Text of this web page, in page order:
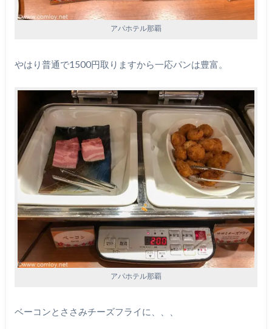
アパホテル那覇
やはり普通で1500円取りますから一応パンは豊富。
アパホテル那覇
ベーコンとささみチーズフライに、、、